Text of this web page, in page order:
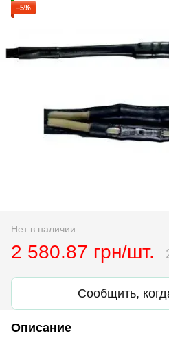
−5%
Нет в наличии
2 580.87 грн/шт.
Сообщить,
Описание